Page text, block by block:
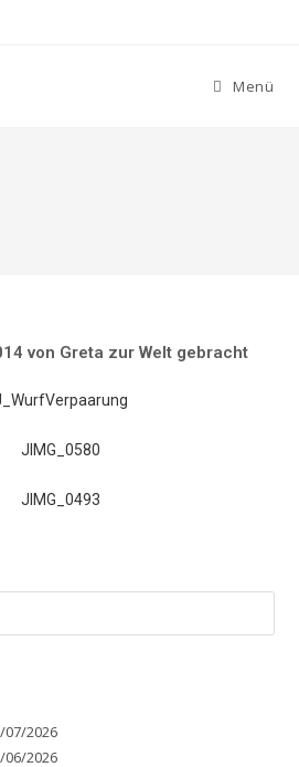
Menü
von Greta zur Welt gebracht
07/2026
06/2026